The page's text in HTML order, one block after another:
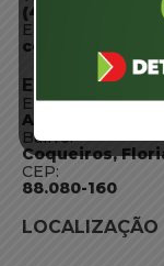
(48) 3664-1800
E-mail:
ENDEREÇO
Endereço:
Av. Almirante
Bairro:
Coqueiros,
CEP:
88.080-160
LOCALIZAÇÃO